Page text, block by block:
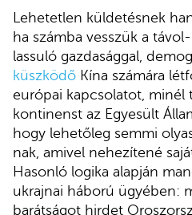
Lehetetlen küldetésnek
ha számba vesszük a
lassuló gazdasággal,
küszködő Kína számára
európai kapcsolatot, minél
kontinenst az Egyesült
hogy lehetőleg semmi
nak, amivel nehezítené
Hasonló logika alapján
ukrajnai háború ügyében:
barátságot hirdet